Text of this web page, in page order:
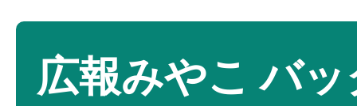
広報みやこ バ